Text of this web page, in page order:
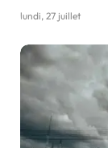
lundi, 27 juillet